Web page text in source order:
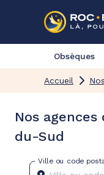
Obsèques
Accueil
Nos
du-Sud
Ville ou code